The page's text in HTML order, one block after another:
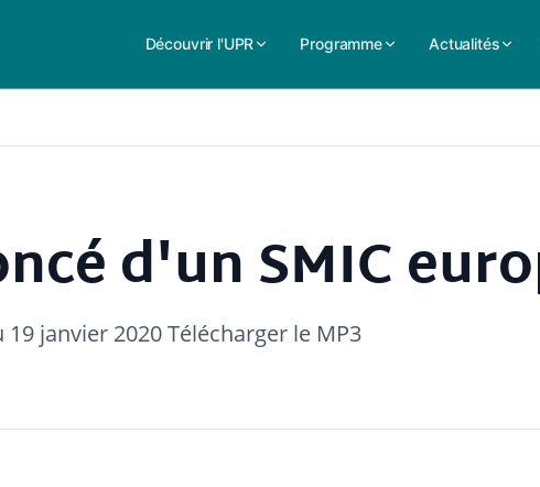
Découvrir l'UPR Programme Actualités
d'un SMIC
janvier 2020 Télécharger le MP3